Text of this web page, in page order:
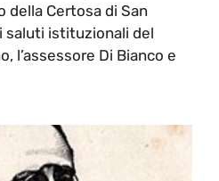
della Certosa di San
saluti istituzionali del
l’assessore Di Bianco e